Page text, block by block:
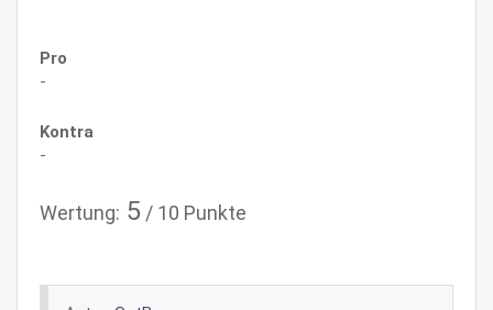
Pro
-
Kontra
-
Wertung: 5 / 10 Punkte